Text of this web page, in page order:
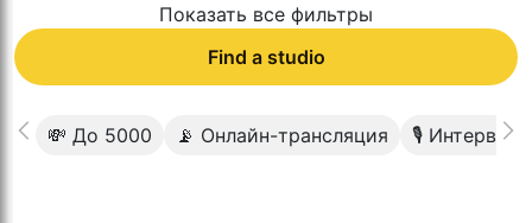
Показать все фильтры
Find a studio
💸 До 5000 📡 Онлайн-трансляция 🎙 Интервью